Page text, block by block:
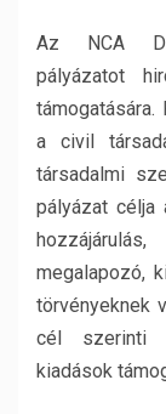
Az NCA
pályázatot
a civil
társadalmi
pályázat célja
megalapozó,
törvényeknek
cél szerinti
kiadások